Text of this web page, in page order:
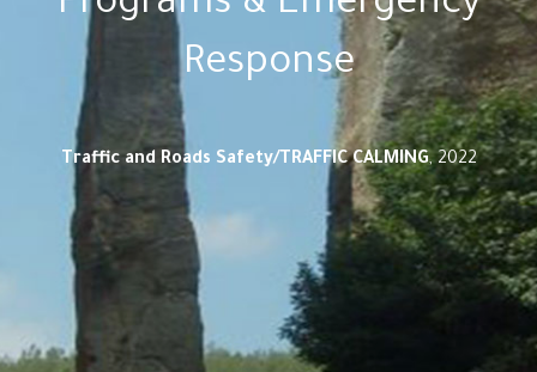
Response
Traffic and Roads Safety/TRAFFIC CALMING, 2022